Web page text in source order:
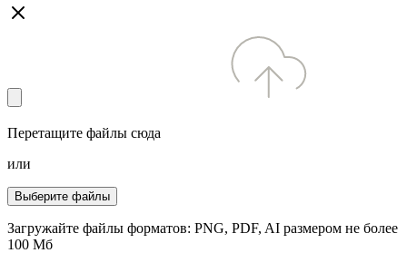
Перетащите файлы сюда
или
Выберите файлы
Загружайте файлы форматов: PNG, PDF, AI размером не более
100 Мб